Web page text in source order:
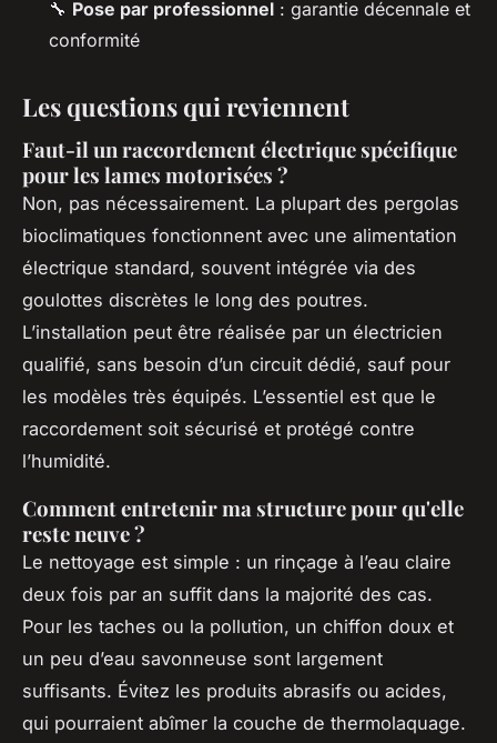
🔧 Pose par professionnel : garantie décennale et
conformité
Les questions qui reviennent
Faut-il un raccordement électrique spécifique
pour les lames motorisées ?
Non, pas nécessairement. La plupart des pergolas
bioclimatiques fonctionnent avec une alimentation
électrique standard, souvent intégrée via des
goulottes discrètes le long des poutres.
L’installation peut être réalisée par un électricien
qualifié, sans besoin d’un circuit dédié, sauf pour
les modèles très équipés. L’essentiel est que le
raccordement soit sécurisé et protégé contre
l’humidité.
Comment entretenir ma structure pour qu'elle
reste neuve ?
Le nettoyage est simple : un rinçage à l’eau claire
deux fois par an suffit dans la majorité des cas.
Pour les taches ou la pollution, un chiffon doux et
un peu d’eau savonneuse sont largement
suffisants. Évitez les produits abrasifs ou acides,
qui pourraient abîmer la couche de thermolaquage.